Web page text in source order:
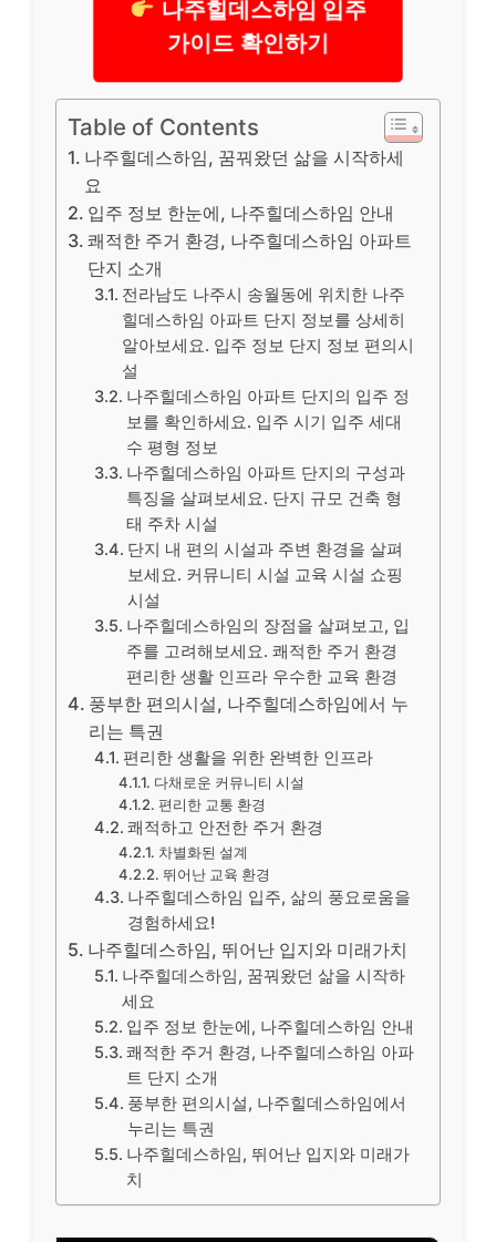
나주힐데스하임 입주
가이드 확인하기
Table of Contents
나주힐데스하임, 꿈꿔왔던 삶을 시작하세
요
입주 정보 한눈에, 나주힐데스하임 안내
쾌적한 주거 환경, 나주힐데스하임 아파트
단지 소개
전라남도 나주시 송월동에 위치한 나주
힐데스하임 아파트 단지 정보를 상세히
알아보세요. 입주 정보 단지 정보 편의시
설
나주힐데스하임 아파트 단지의 입주 정
보를 확인하세요. 입주 시기 입주 세대
수 평형 정보
나주힐데스하임 아파트 단지의 구성과
특징을 살펴보세요. 단지 규모 건축 형
태 주차 시설
단지 내 편의 시설과 주변 환경을 살펴
보세요. 커뮤니티 시설 교육 시설 쇼핑
시설
나주힐데스하임의 장점을 살펴보고, 입
주를 고려해보세요. 쾌적한 주거 환경
편리한 생활 인프라 우수한 교육 환경
풍부한 편의시설, 나주힐데스하임에서 누
리는 특권
편리한 생활을 위한 완벽한 인프라
다채로운 커뮤니티 시설
편리한 교통 환경
쾌적하고 안전한 주거 환경
차별화된 설계
뛰어난 교육 환경
나주힐데스하임 입주, 삶의 풍요로움을
경험하세요!
나주힐데스하임, 뛰어난 입지와 미래가치
나주힐데스하임, 꿈꿔왔던 삶을 시작하
세요
입주 정보 한눈에, 나주힐데스하임 안내
쾌적한 주거 환경, 나주힐데스하임 아파
트 단지 소개
풍부한 편의시설, 나주힐데스하임에서
누리는 특권
나주힐데스하임, 뛰어난 입지와 미래가
치